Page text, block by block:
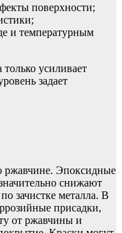
поверхности;
и температурным
усиливает
задает
ржавчине. Эпоксидные
снижают
зачистке металла. В
присадки,
от ржавчины и